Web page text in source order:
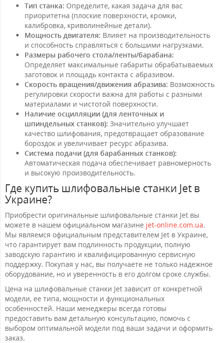
Тип станка: Определите, какая задача для вас
приоритетна (плоские поверхности, кромки,
калибровка, криволинейные детали).
Мощность двигателя: Влияет на производительность
и способность справляться с большими нагрузками.
Размеры рабочего стола/ленты/барабана:
Определяет максимальные габариты обрабатываемых
заготовок и площадь контакта с абразивом.
Скорость вращения/движения абразива: Возможность
регулировки скорости важна для работы с разными
материалами и чистотой поверхности.
Наличие осцилляции (для ленточных и
шпиндельных станков): Значительно улучшает
качество шлифования, предотвращает образование
бороздок и увеличивает ресурс абразива.
Система подачи (для барабанных станков):
Автоматическая подача обеспечивает равномерность
и высокую производительность.
Где купить шлифовальные станки Jet в
Украине?
Приобрести оригинальные шлифовальные станки Jet вы
можете в нашем официальном магазине jet-online.com.ua.
Мы являемся официальным представителем Jet в Украине,
что гарантирует вам подлинность продукции, полную
заводскую гарантию и квалифицированную сервисную
поддержку. Покупая у нас, вы получаете не только надежное
оборудование, но и уверенность в его долгом сроке службы.
Цена на шлифовальные станки Jet зависит от конкретной
модели, ее типа, мощности и функциональных
особенностей. Наши менеджеры всегда готовы
предоставить вам детальную консультацию, помочь с
выбором оптимальной модели под ваши задачи и оформить
заказ.